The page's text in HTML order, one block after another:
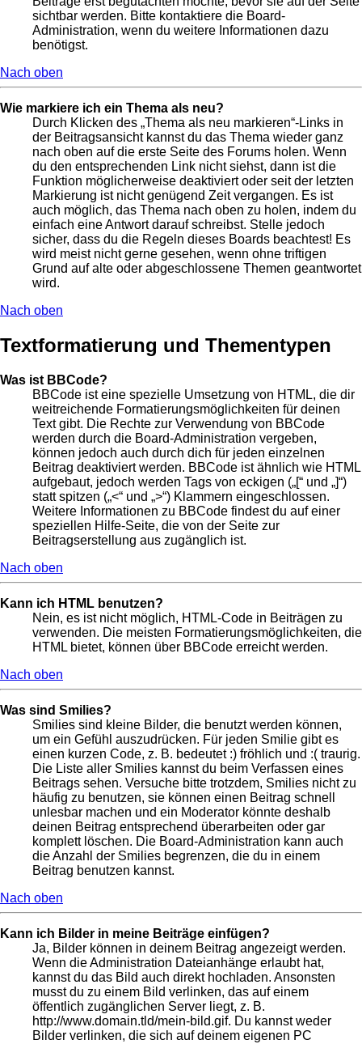
sichtbar werden. Bitte kontaktiere die Board-
Administration, wenn du weitere Informationen dazu
benötigst.
Nach oben
Wie markiere ich ein Thema als neu?
Durch Klicken des „Thema als neu markieren“-Links in
der Beitragsansicht kannst du das Thema wieder ganz
nach oben auf die erste Seite des Forums holen. Wenn
du den entsprechenden Link nicht siehst, dann ist die
Funktion möglicherweise deaktiviert oder seit der letzten
Markierung ist nicht genügend Zeit vergangen. Es ist
auch möglich, das Thema nach oben zu holen, indem du
einfach eine Antwort darauf schreibst. Stelle jedoch
sicher, dass du die Regeln dieses Boards beachtest! Es
wird meist nicht gerne gesehen, wenn ohne triftigen
Grund auf alte oder abgeschlossene Themen geantwortet
wird.
Nach oben
Textformatierung und Thementypen
Was ist BBCode?
BBCode ist eine spezielle Umsetzung von HTML, die dir
weitreichende Formatierungsmöglichkeiten für deinen
Text gibt. Die Rechte zur Verwendung von BBCode
werden durch die Board-Administration vergeben,
können jedoch auch durch dich für jeden einzelnen
Beitrag deaktiviert werden. BBCode ist ähnlich wie HTML
aufgebaut, jedoch werden Tags von eckigen („[“ und „]“)
statt spitzen („<“ und „>“) Klammern eingeschlossen.
Weitere Informationen zu BBCode findest du auf einer
speziellen Hilfe-Seite, die von der Seite zur
Beitragserstellung aus zugänglich ist.
Nach oben
Kann ich HTML benutzen?
Nein, es ist nicht möglich, HTML-Code in Beiträgen zu
verwenden. Die meisten Formatierungsmöglichkeiten, die
HTML bietet, können über BBCode erreicht werden.
Nach oben
Was sind Smilies?
Smilies sind kleine Bilder, die benutzt werden können,
um ein Gefühl auszudrücken. Für jeden Smilie gibt es
einen kurzen Code, z. B. bedeutet :) fröhlich und :( traurig.
Die Liste aller Smilies kannst du beim Verfassen eines
Beitrags sehen. Versuche bitte trotzdem, Smilies nicht zu
häufig zu benutzen, sie können einen Beitrag schnell
unlesbar machen und ein Moderator könnte deshalb
deinen Beitrag entsprechend überarbeiten oder gar
komplett löschen. Die Board-Administration kann auch
die Anzahl der Smilies begrenzen, die du in einem
Beitrag benutzen kannst.
Nach oben
Kann ich Bilder in meine Beiträge einfügen?
Ja, Bilder können in deinem Beitrag angezeigt werden.
Wenn die Administration Dateianhänge erlaubt hat,
kannst du das Bild auch direkt hochladen. Ansonsten
musst du zu einem Bild verlinken, das auf einem
öffentlich zugänglichen Server liegt, z. B.
http://www.domain.tld/mein-bild.gif. Du kannst weder
Bilder verlinken, die sich auf deinem eigenen PC